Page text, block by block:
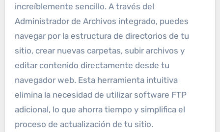
increíblemente sencillo. A través del
Administrador de Archivos integrado, puedes
navegar por la estructura de directorios de tu
sitio, crear nuevas carpetas, subir archivos y
editar contenido directamente desde tu
navegador web. Esta herramienta intuitiva
elimina la necesidad de utilizar software FTP
adicional, lo que ahorra tiempo y simplifica el
proceso de actualización de tu sitio.